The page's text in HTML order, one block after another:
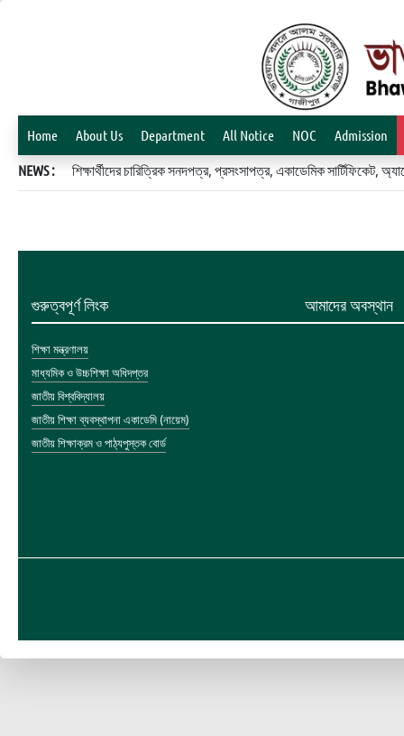
Home About Us Department All Notice NOC Admission
NEWS : শিক্ষার্থীদের চারিত্রিক সনদপত্র, প্রসংসাপত্র, একাডেমিক
গুরুত্বপূর্ণ লিংক
শিক্ষা মন্ত্রণালয়
মাধ্যমিক ও উচ্চশিক্ষা অধিদপ্তর
জাতীয় বিশ্ববিদ্যালয়
জাতীয় শিক্ষা ব্যবস্থাপনা একাডেমি (নায়েম)
জাতীয় শিক্ষাক্রম ও পাঠ্যপুস্তক বোর্ড
আমাদের অবস্থান